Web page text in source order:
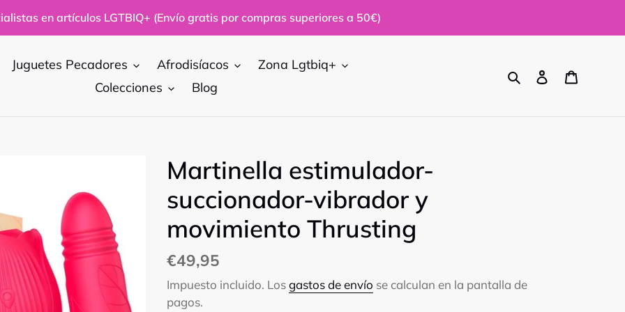
en artículos LGTBIQ+ (Envío gratis por compras superiores a 50€)
Juguetes Pecadores Afrodisíacos
Zona Lgtbiq+
Colecciones
Blog
BuscarIngresar
Martinella estimulador-
succionador-vibrador y
movimiento Thrusting
Precio
habitual
€49,95
Impuesto incluido. Losgastos de envío se calculan en la pantalla de
pagos.